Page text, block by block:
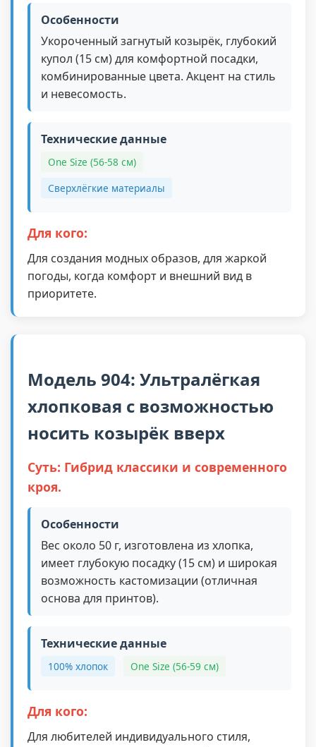
Особенности
Укороченный загнутый козырёк, глубокий
купол (15 см) для комфортной посадки,
комбинированные цвета. Акцент на стиль
и невесомость.
Технические данные
One Size (56-58 см)
Сверхлёгкие материалы
Для кого:
Для создания модных образов, для жаркой
погоды, когда комфорт и внешний вид в
приоритете.
Модель 904: Ультралёгкая
хлопковая с возможностью
носить козырёк вверх
Суть: Гибрид классики и современного
кроя.
Особенности
Вес около 50 г, изготовлена из хлопка,
имеет глубокую посадку (15 см) и широкая
возможность кастомизации (отличная
основа для принтов).
Технические данные
100% хлопок One Size (56-59 см)
Для кого:
Для любителей индивидуального стиля,